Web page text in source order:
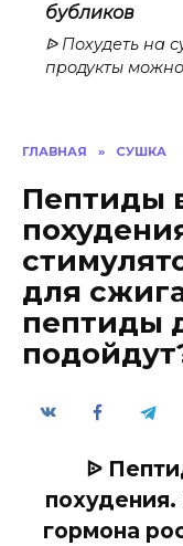
ГЛАВНАЯ » СУШКА
Пептиды
для
пептиды
ᐉ
гормона
бубликов
ᐉ Похудеть на
продукты можно